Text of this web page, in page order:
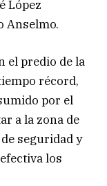
López
Anselmo.
el predio de la
récord,
por el
a la zona de
seguridad y
los